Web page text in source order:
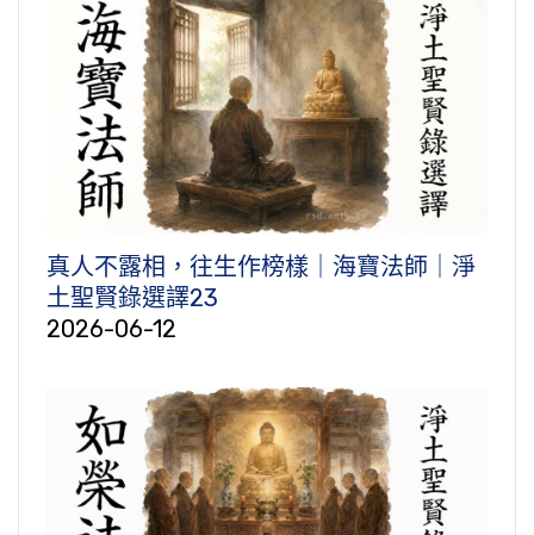
真人不露相，往生作榜樣｜海寶法師｜淨
土聖賢錄選譯23
2026-06-12